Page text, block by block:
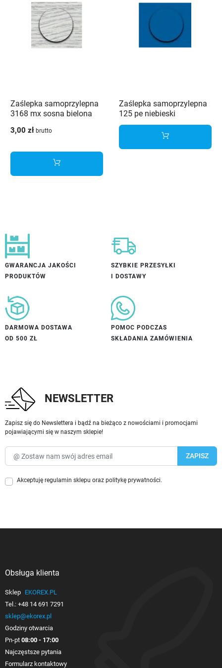
Zaślepka samoprzylepna
3168 mx sosna bielona
3,00 zł brutto
Zaślepka samoprzylepna
125 pe niebieski
GWARANCJA JAKOŚCI
PRODUKTÓW
SZYBKIE PRZESYŁKI
I DOSTAWY
DARMOWA DOSTAWA
OD 500 ZŁ
POMOC PODCZAS
SKŁADANIA ZAMÓWIENIA
NEWSLETTER
Zapisz się do Newslettera i bądź na bieżąco z nowościami i promocjami
pojawiającymi się w naszym sklepie!
Akceptuję regulamin sklepu oraz politykę prywatności.
Obsługa klienta
Sklep EKOREX.PL
Tel.: +48 14 691 7291
sklep@ekorex.pl
Godziny otwarcia
Pn-pt 08:00 - 17:00
Najczęstsze pytania
Formularz kontaktowy